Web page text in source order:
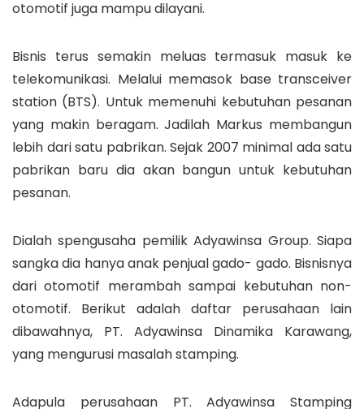
otomotif juga mampu dilayani.
Bisnis terus semakin meluas termasuk masuk ke
telekomunikasi. Melalui memasok base transceiver
station (BTS). Untuk memenuhi kebutuhan pesanan
yang makin beragam. Jadilah Markus membangun
lebih dari satu pabrikan. Sejak 2007 minimal ada satu
pabrikan baru dia akan bangun untuk kebutuhan
pesanan.
Dialah spengusaha pemilik Adyawinsa Group. Siapa
sangka dia hanya anak penjual gado- gado. Bisnisnya
dari otomotif merambah sampai kebutuhan non-
otomotif. Berikut adalah daftar perusahaan lain
dibawahnya, PT. Adyawinsa Dinamika Karawang,
yang mengurusi masalah stamping.
Adapula perusahaan PT. Adyawinsa Stamping